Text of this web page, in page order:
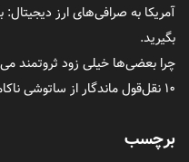
آمریکا به صرافی‌های ارز دیجیتال:
بگیرید.
چرا بعضی‌ها خیلی زود ثروتمند
۱۰ نقل‌قول ماندگار از ساتوشی ناکاموتو
برچسب